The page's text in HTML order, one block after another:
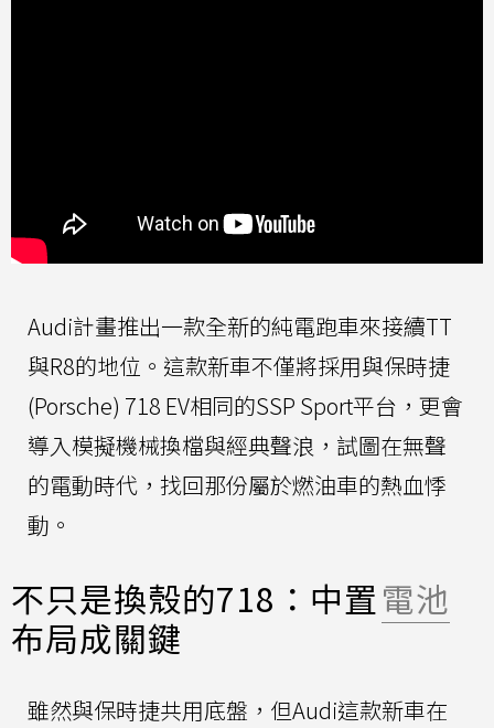
Audi計畫推出一款全新的純電跑車來接續TT
與R8的地位。這款新車不僅將採用與保時捷
(Porsche) 718 EV相同的SSP Sport平台，更會
導入模擬機械換檔與經典聲浪，試圖在無聲
的電動時代，找回那份屬於燃油車的熱血悸
動。
不只是換殼的718：中置電池
布局成關鍵
雖然與保時捷共用底盤，但Audi這款新車在